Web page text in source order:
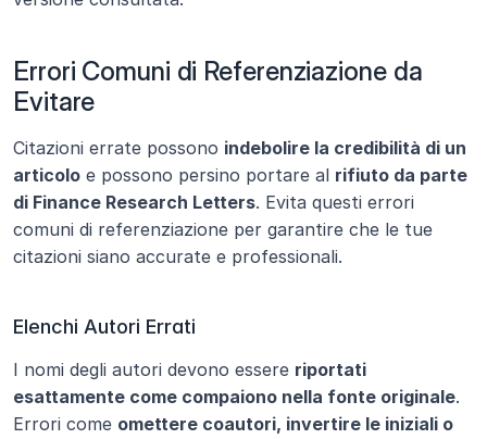
Errori Comuni di Referenziazione da
Evitare
Citazioni errate possono indebolire la credibilità di un
articolo e possono persino portare al rifiuto da parte
di Finance Research Letters. Evita questi errori
comuni di referenziazione per garantire che le tue
citazioni siano accurate e professionali.
Elenchi Autori Errati
I nomi degli autori devono essere riportati
esattamente come compaiono nella fonte originale.
Errori come omettere coautori, invertire le iniziali o